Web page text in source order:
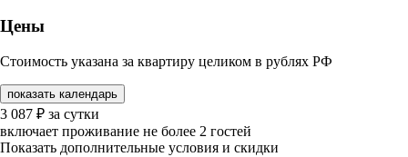
Цены
Стоимость указана за квартиру целиком в рублях РФ
показать календарь
3 087 ₽ за сутки
включает проживание не более 2 гостей
Показать дополнительные условия и скидки